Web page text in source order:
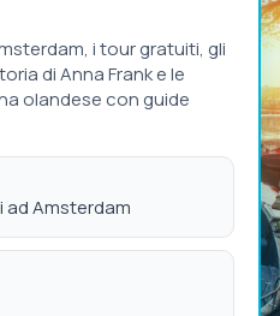
i tour gratuiti, gli
di Anna Frank e le
olandese con guide
ad Amsterdam